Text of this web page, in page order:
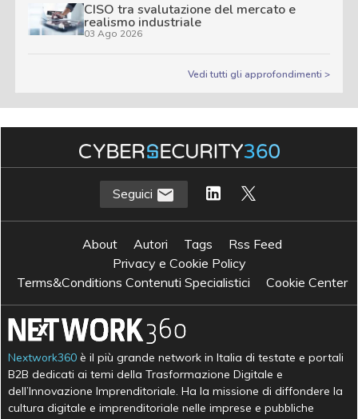
CISO tra svalutazione del mercato e
realismo industriale
03 Ago 2026
Vedi tutti gli approfondimenti >
Seguici
About Autori Tags
Rss Feed
Privacy e Cookie Policy
Terms&Conditions Contenuti Specialistici
Cookie Center
Nextwork360 è il più grande network in Italia di testate e portali
B2B dedicati ai temi della Trasformazione Digitale e
dell’Innovazione Imprenditoriale. Ha la missione di diffondere la
cultura digitale e imprenditoriale nelle imprese e pubbliche